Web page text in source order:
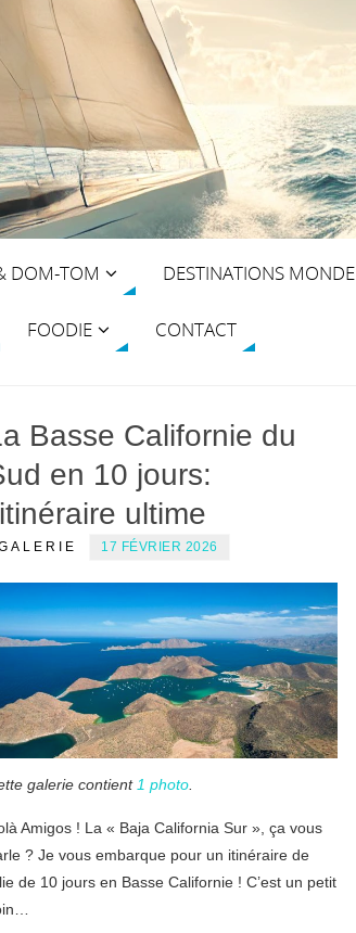
DOM-TOM DESTINATIONS MONDE
FOODIE CONTACT
Basse Californie du
en 10 jours:
ultime
17 FÉVRIER 2026
galerie contient 1 photo
Amigos ! La « Baja California Sur », ça vous
? Je vous embarque pour un itinéraire de
de 10 jours en Basse Californie ! C’est un petit